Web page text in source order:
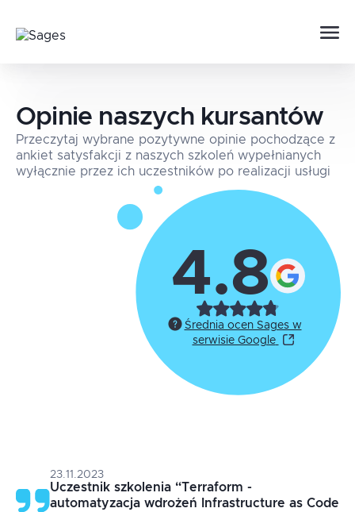
Opinie naszych kursantów
Przeczytaj wybrane pozytywne opinie pochodzące z
ankiet satysfakcji z naszych szkoleń wypełnianych
wyłącznie przez ich uczestników po realizacji usługi
4.8
Średnia ocen Sages w
serwisie Google
23.11.2023
Uczestnik szkolenia “Terraform -
automatyzacja wdrożeń Infrastructure as Code